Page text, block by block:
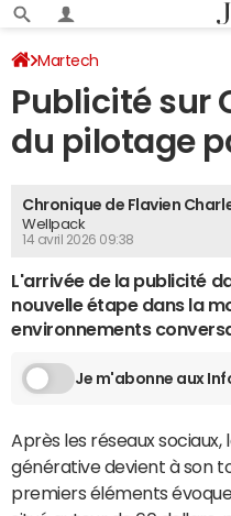
Martech
Publicité sur
du pilotage
Chronique de Flavien
Wellpack
14 avril 2026 09:38
L'arrivée de la publicité
nouvelle étape dans la
environnements
Je m'abonne aux
Après les réseaux sociaux,
générative devient à son
premiers éléments